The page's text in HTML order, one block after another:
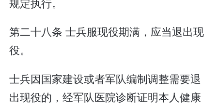
第二十八条 士兵服现役期满，应当退出现
役。
士兵因国家建设或者军队编制调整需要退
出现役的，经军队医院诊断证明本人健康